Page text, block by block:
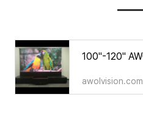
awolvision.com